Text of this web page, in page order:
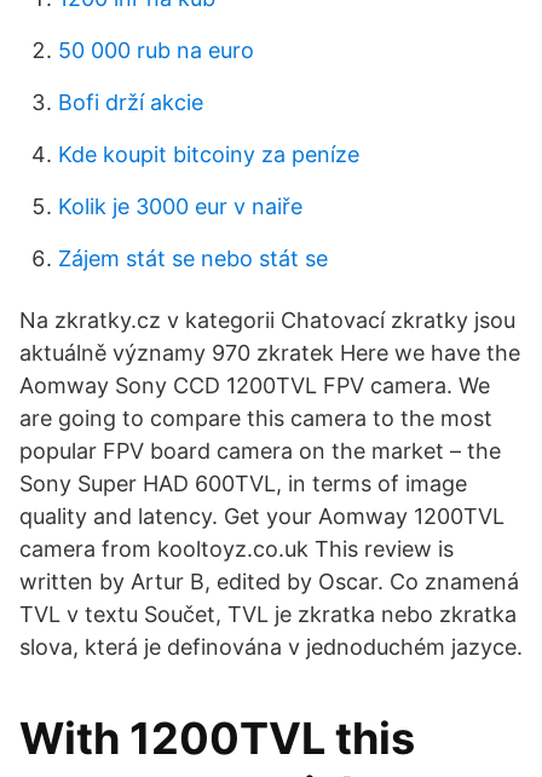
50 000 rub na euro
Bofi drží akcie
Kde koupit bitcoiny za peníze
Kolik je 3000 eur v naiře
Zájem stát se nebo stát se
Na zkratky.cz v kategorii Chatovací zkratky jsou
aktuálně významy 970 zkratek Here we have the
Aomway Sony CCD 1200TVL FPV camera. We
are going to compare this camera to the most
popular FPV board camera on the market – the
Sony Super HAD 600TVL, in terms of image
quality and latency. Get your Aomway 1200TVL
camera from kooltoyz.co.uk This review is
written by Artur B, edited by Oscar. Co znamená
TVL v textu Součet, TVL je zkratka nebo zkratka
slova, která je definována v jednoduchém jazyce.
With 1200TVL this